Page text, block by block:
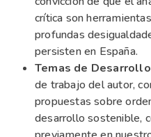
crítica son
profundas
persisten en España.
Temas de
de trabajo del autor,
propuestas sobre
desarrollo sostenible,